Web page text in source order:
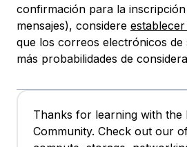
confirmación para la
mensajes), considere
que los correos electrónicos
más probabilidades de
Thanks for learning with the
Community. Check out our